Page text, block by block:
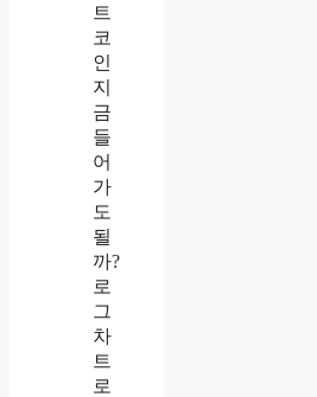
트
코
인
지
금
들
어
가
도
될
까?
로
그
차
트
로